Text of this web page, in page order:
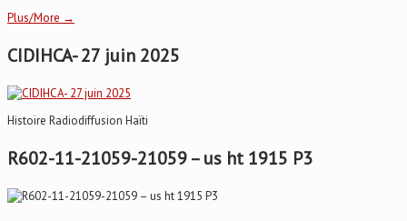
Plus/More →
CIDIHCA- 27 juin 2025
Histoire Radiodiffusion Haïti
R602-11-21059-21059 – us ht 1915 P3